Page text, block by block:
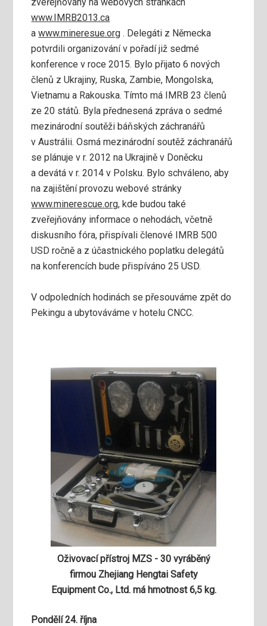
www.IMRB2013.ca
awww.mineresue.org . Delegáti z Německa
potvrdili organizování v pořadí již sedmé
konference v roce 2015. Bylo přijato 6 nových
členů z Ukrajiny, Ruska, Zambie, Mongolska,
Vietnamu a Rakouska. Tímto má IMRB 23 členů
ze 20 států. Byla přednesená zpráva o sedmé
mezinárodní soutěži báňských záchranářů
v Austrálii. Osmá mezinárodní soutěž záchranářů
se plánuje v r. 2012 na Ukrajině v Doněcku
a devátá v r. 2014 v Polsku. Bylo schváleno, aby
na zajištění provozu webové stránky
www.minerescue.org, kde budou také
zveřejňovány informace o nehodách, včetně
diskusního fóra, přispívali členové IMRB 500
USD ročně a z účastnického poplatku delegátů
na konferencích bude přispíváno 25 USD.
V odpoledních hodinách se přesouváme zpět do
Pekingu a ubytováváme v hotelu CNCC.
Oživovací přístroj MZS - 30 vyráběný
firmou Zhejiang Hengtai Safety
Equipment Co., Ltd. má hmotnost 6,5 kg.
Pondělí 24. října